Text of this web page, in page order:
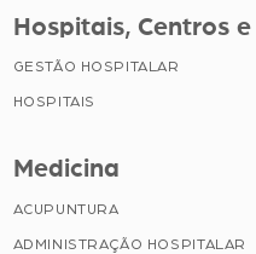
Hospitais, Centros e
GESTÃO HOSPITALAR
HOSPITAIS
Medicina
ACUPUNTURA
ADMINISTRAÇÃO HOSPITALAR